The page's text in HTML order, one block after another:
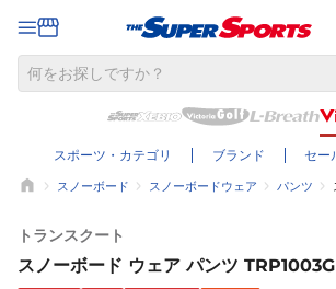
スポーツ・カテゴリ ブランド セー
スノーボード スノーボードウェア パンツ
トランスクート
スノーボード ウェア パンツ